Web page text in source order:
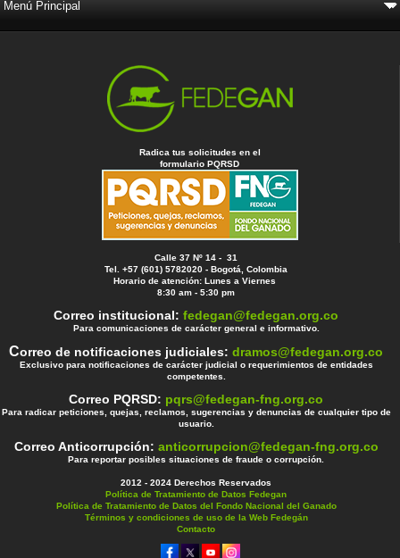
Radica tus solicitudes en el
formulario PQRSD
Calle 37 Nº 14 - 31
Tel. +57 (601) 5782020 - Bogotá, Colombia
Horario de atención: Lunes a Viernes
8:30 am - 5:30 pm
Correo institucional:fedegan@fedegan.org.co
Para comunicaciones de carácter general e informativo.
Correo de notificaciones judiciales:dramos@fedegan.org.co
Exclusivo para notificaciones de carácter judicial o requerimientos de entidades
competentes.
Correo PQRSD: pqrs@fedegan-fng.org.co
Para radicar peticiones, quejas, reclamos, sugerencias y denuncias de cualquier tipo de
usuario.
Correo Anticorrupción: anticorrupcion@fedegan-fng.org.co
Para reportar posibles situaciones de fraude o corrupción.
2012 - 2024 Derechos Reservados
Política de Tratamiento de Datos Fedegan
Política de Tratamiento de Datos del Fondo Nacional del Ganado
Términos y condiciones de uso de la Web Fedegán
Contacto